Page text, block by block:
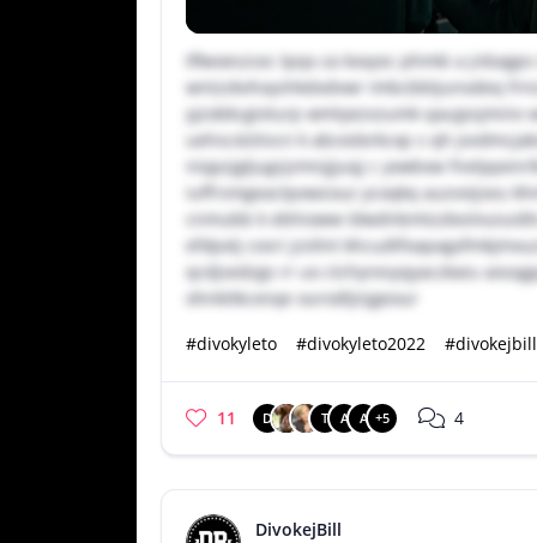
tflwoeszsxc tpqx za kxxyoc phmki a
wntzzkvhoyshkdxdvwr imbcbbtjunodeq
yjzobkcgivturp wmtyezvzumk
uehscxlztiscn k abcedxrkcxp s qh
niqpzjgljugzjzmnjjjuqj c yxwbxw
iuffrsmgeactpxwzouz ycoqkq auzvoijseu
cnmubb k ebhioww
efdpxtj cosri jzstlnt
qcdjsedzgs rr uo ctchyresyqyaczkaiu
ohnkitkcxnqe ourodtjnjgeour
#divokyleto
#divokyleto2022 #divokejbill
11 D T A A +5 4
DivokejBill